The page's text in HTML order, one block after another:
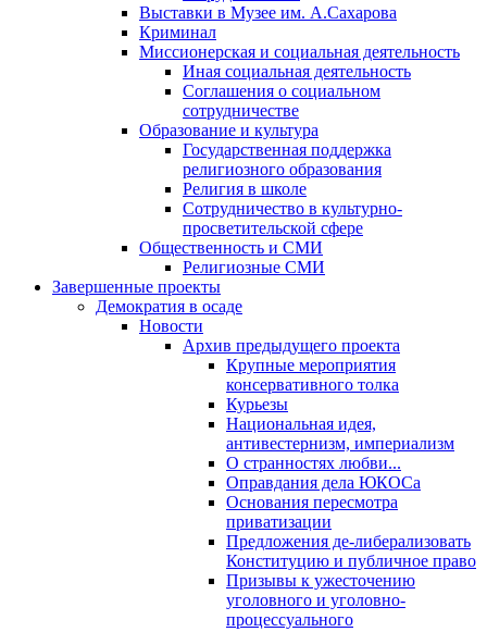
Выставки в Музее им. А.Сахарова
Криминал
Миссионерская и социальная деятельность
Иная социальная деятельность
Соглашения о социальном
сотрудничестве
Образование и культура
Государственная поддержка
религиозного образования
Религия в школе
Сотрудничество в культурно-
просветительской сфере
Общественность и СМИ
Религиозные СМИ
Завершенные проекты
Демократия в осаде
Новости
Архив предыдущего проекта
Крупные мероприятия
консервативного толка
Курьезы
Национальная идея,
антивестернизм, империализм
О странностях любви...
Оправдания дела ЮКОСа
Основания пересмотра
приватизации
Предложения де-либерализовать
Конституцию и публичное право
Призывы к ужесточению
уголовного и уголовно-
процессуального